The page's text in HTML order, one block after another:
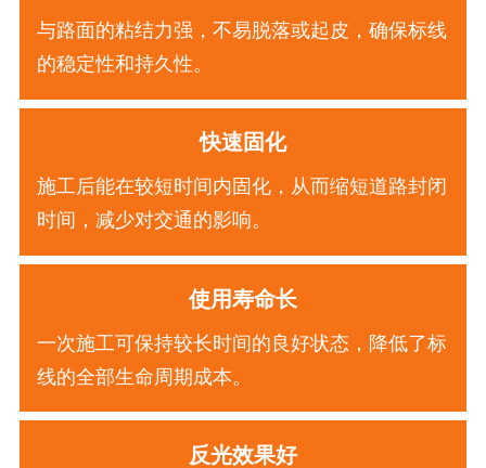
与路面的粘结力强，不易脱落或起皮，确保标线
的稳定性和持久性。
快速固化
施工后能在较短时间内固化，从而缩短道路封闭
时间，减少对交通的影响。
使用寿命长
一次施工可保持较长时间的良好状态，降低了标
线的全部生命周期成本。
反光效果好